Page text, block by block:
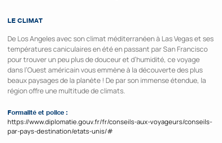
LE CLIMAT
De Los Angeles avec son climat méditerranéen à Las Vegas et ses
températures caniculaires en été en passant par San Francisco
pour trouver un peu plus de douceur et d’humidité, ce voyage
dans l’Ouest américain vous emmène à la découverte des plus
beaux paysages de la planète ! De par son immense étendue, la
région offre une multitude de climats.
Formalité et police :
https://www.diplomatie.gouv.fr/fr/conseils-aux-voyageurs/conseils-
par-pays-destination/etats-unis/#